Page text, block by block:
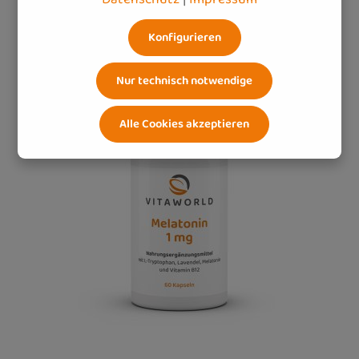
In den Warenkorb
Nur technisch notwendige
Konfigurieren
Alle Cookies akzeptieren